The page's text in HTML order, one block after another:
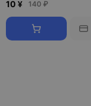
10 ¥ 140 ₽